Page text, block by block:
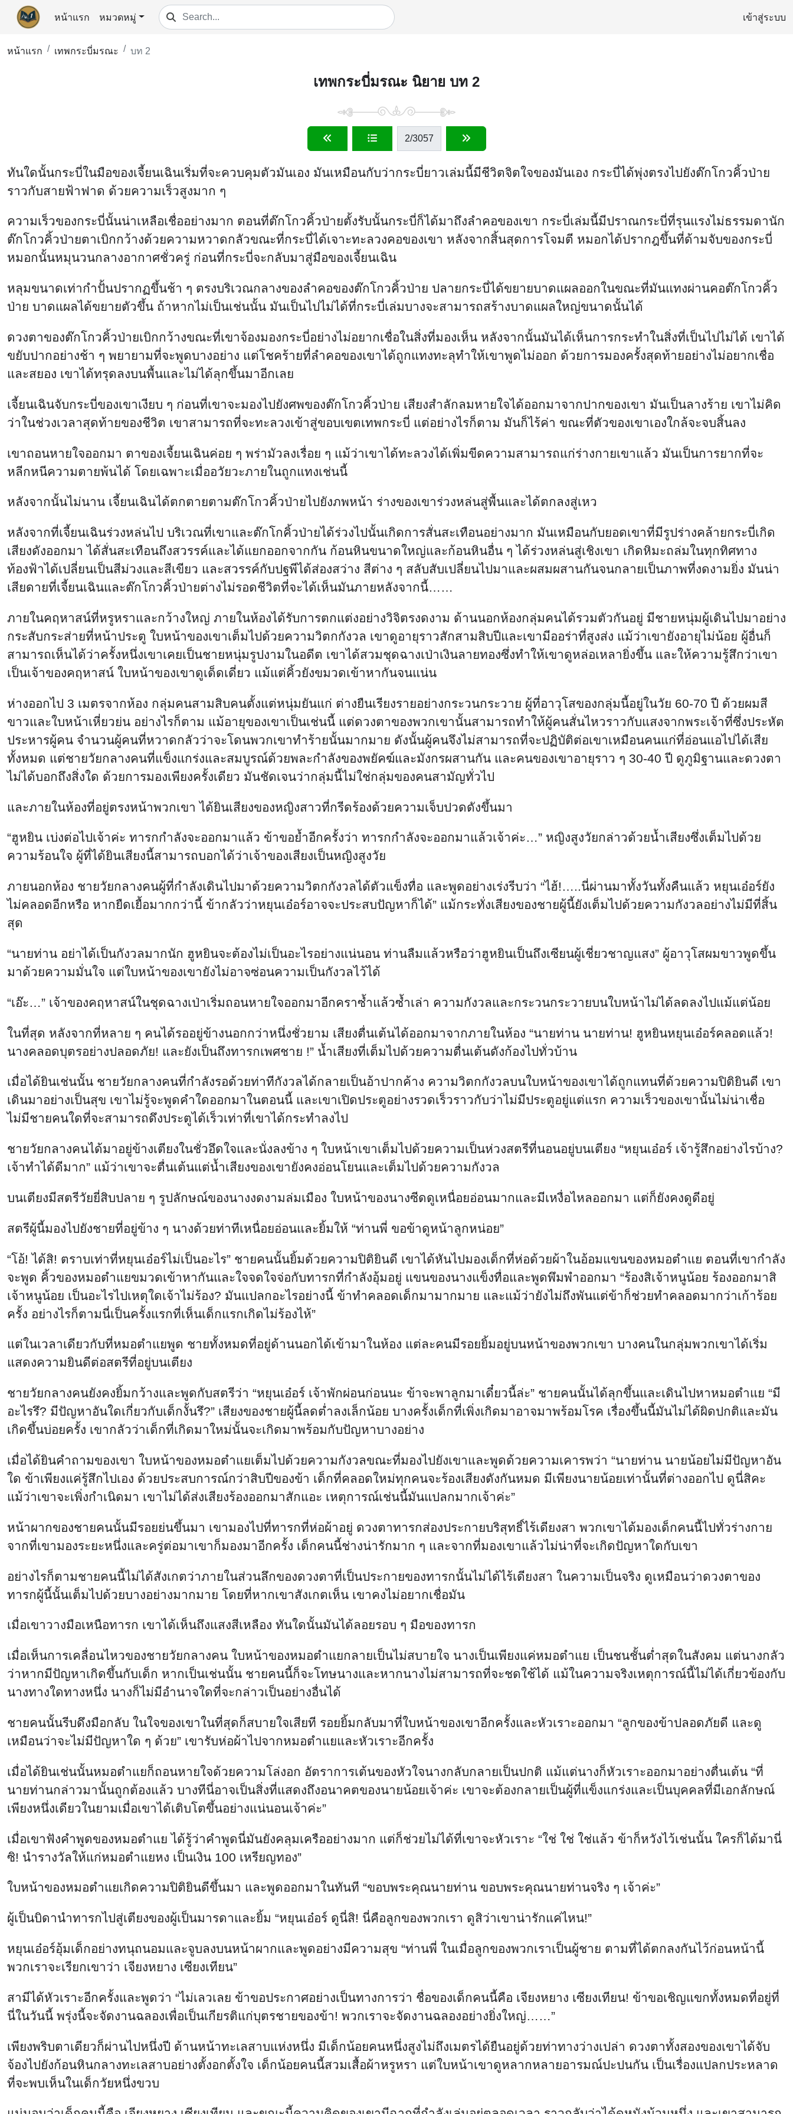
หน้าแรก หมวดหมู่ เข้าสู่ระบบ
หน้าแรก เทพกระบี่มรณะ บท 2
เทพกระบี่มรณะ นิยาย บท 2
2/3057
ทันใดนั้นกระบี่ในมือของเจี้ยนเฉินเริ่มที่จะควบคุมตัวมันเอง มันเหมือนกับว่ากระบี่ยาวเล่มนี้มีชีวิตจิตใจของมันเอง กระบี่ได้พุ่งตรงไปยังต๊กโกวคิ้วป่าย
ราวกับสายฟ้าฟาด ด้วยความเร็วสูงมาก ๆ
ความเร็วของกระบี่นั้นน่าเหลือเชื่ออย่างมาก ตอนที่ต๊กโกวคิ้วป่ายตั้งรับนั้นกระบี่ก็ได้มาถึงลำคอของเขา กระบี่เล่มนี้มีปราณกระบี่ที่รุนแรงไม่ธรรมดานัก
ต๊กโกวคิ้วป่ายตาเบิกกว้างด้วยความหวาดกลัวขณะที่กระบี่ได้เจาะทะลวงคอของเขา หลังจากสิ้นสุดการโจมตี หมอกได้ปรากฎขึ้นที่ด้ามจับของกระบี่
หมอกนั้นหมุนวนกลางอากาศชั่วครู่ ก่อนที่กระบี่จะกลับมาสู่มือของเจี้ยนเฉิน
หลุมขนาดเท่ากำปั้นปรากฏขึ้นช้า ๆ ตรงบริเวณกลางของลำคอของต๊กโกวคิ้วป่าย ปลายกระบี่ได้ขยายบาดแผลออกในขณะที่มันแทงผ่านคอต๊กโกวคิ้ว
ป่าย บาดแผลได้ขยายตัวขึ้น ถ้าหากไม่เป็นเช่นนั้น มันเป็นไปไม่ได้ที่กระบี่เล่มบางจะสามารถสร้างบาดแผลใหญ่ขนาดนั้นได้
ดวงตาของต๊กโกวคิ้วป่ายเบิกกว้างขณะที่เขาจ้องมองกระบี่อย่างไม่อยากเชื่อในสิ่งที่มองเห็น หลังจากนั้นมันได้เห็นการกระทำในสิ่งที่เป็นไปไม่ได้ เขาได้
ขยับปากอย่างช้า ๆ พยายามที่จะพูดบางอย่าง แต่โชคร้ายที่ลำคอของเขาได้ถูกแทงทะลุทำให้เขาพูดไม่ออก ด้วยการมองครั้งสุดท้ายอย่างไม่อยากเชื่อ
และสยอง เขาได้ทรุดลงบนพื้นและไม่ได้ลุกขึ้นมาอีกเลย
เจี้ยนเฉินจับกระบี่ของเขาเงียบ ๆ ก่อนที่เขาจะมองไปยังศพของต๊กโกวคิ้วป่าย เสียงสำลักลมหายใจได้ออกมาจากปากของเขา มันเป็นลางร้าย เขาไม่คิด
ว่าในช่วงเวลาสุดท้ายของชีวิต เขาสามารถที่จะทะลวงเข้าสู่ขอบเขตเทพกระบี่ แต่อย่างไรก็ตาม มันก็ไร้ค่า ขณะที่ตัวของเขาเองใกล้จะจบสิ้นลง
เขาถอนหายใจออกมา ตาของเจี้ยนเฉินค่อย ๆ พร่ามัวลงเรื่อย ๆ แม้ว่าเขาได้ทะลวงได้เพิ่มขีดความสามารถแก่ร่างกายเขาแล้ว มันเป็นการยากที่จะ
หลีกหนีความตายพ้นได้ โดยเฉพาะเมื่ออวัยวะภายในถูกแทงเช่นนี้
หลังจากนั้นไม่นาน เจี้ยนเฉินได้ตกตายตามต๊กโกวคิ้วป่ายไปยังภพหน้า ร่างของเขาร่วงหล่นสู่พื้นและได้ตกลงสู่เหว
หลังจากที่เจี้ยนเฉินร่วงหล่นไป บริเวณที่เขาและต๊กโกคิ้วป่ายได้ร่วงไปนั้นเกิดการสั่นสะเทือนอย่างมาก มันเหมือนกับยอดเขาที่มีรูปร่างคล้ายกระบี่เกิด
เสียงดังออกมา ได้สั่นสะเทือนถึงสวรรค์และได้แยกออกจากกัน ก้อนหินขนาดใหญ่และก้อนหินอื่น ๆ ได้ร่วงหล่นสู่เชิงเขา เกิดหิมะถล่มในทุกทิศทาง
ท้องฟ้าได้เปลี่ยนเป็นสีม่วงและสีเขียว และสวรรค์กับปฐพีได้ส่องสว่าง สีต่าง ๆ สลับสับเปลี่ยนไปมาและผสมผสานกันจนกลายเป็นภาพที่งดงามยิ่ง มันน่า
เสียดายที่เจี้ยนเฉินและต๊กโกวคิ้วป่ายต่างไม่รอดชีวิตที่จะได้เห็นมันภายหลังจากนี้……
ภายในคฤหาสน์ที่หรูหราและกว้างใหญ่ ภายในห้องได้รับการตกแต่งอย่างวิจิตรงดงาม ด้านนอกห้องกลุ่มคนได้รวมตัวกันอยู่ มีชายหนุ่มผู้เดินไปมาอย่าง
กระสับกระส่ายที่หน้าประตู ใบหน้าของเขาเต็มไปด้วยความวิตกกังวล เขาดูอายุราวสักสามสิบปีและเขามีออร่าที่สูงส่ง แม้ว่าเขายังอายุไม่น้อย ผู้อื่นก็
สามารถเห็นได้ว่าครั้งหนึ่งเขาเคยเป็นชายหนุ่มรูปงามในอดีต เขาได้สวมชุดฉางเป่าเงินลายทองซึ่งทำให้เขาดูหล่อเหลายิ่งขึ้น และให้ความรู้สึกว่าเขา
เป็นเจ้าของคฤหาสน์ ใบหน้าของเขาดูเด็ดเดี่ยว แม้แต่คิ้วยังขมวดเข้าหากันจนแน่น
ห่างออกไป 3 เมตรจากห้อง กลุ่มคนสามสิบคนตั้งแต่หนุ่มยันแก่ ต่างยืนเรียงรายอย่างกระวนกระวาย ผู้ที่อาวุโสของกลุ่มนี้อยู่ในวัย 60-70 ปี ด้วยผมสี
ขาวและใบหน้าเหี่ยวย่น อย่างไรก็ตาม แม้อายุของเขาเป็นเช่นนี้ แต่ดวงตาของพวกเขานั้นสามารถทำให้ผู้คนสั่นไหวราวกับแสงจากพระเจ้าที่ซึ่งประหัต
ประหารผู้คน จำนวนผู้คนที่หวาดกลัวว่าจะโดนพวกเขาทำร้ายนั้นมากมาย ดังนั้นผู้คนจึงไม่สามารถที่จะปฏิบัติต่อเขาเหมือนคนแก่ที่อ่อนแอไปได้เสีย
ทั้งหมด แต่ชายวัยกลางคนที่แข็งแกร่งและสมบูรณ์ด้วยพละกำลังของพยัคฆ์และมังกรผสานกัน และคนของเขาอายุราว ๆ 30-40 ปี ดูภูมิฐานและดวงตา
ไม่ได้บอกถึงสิ่งใด ด้วยการมองเพียงครั้งเดียว มันชัดเจนว่ากลุ่มนี้ไม่ใช่กลุ่มของคนสามัญทั่วไป
และภายในห้องที่อยู่ตรงหน้าพวกเขา ได้ยินเสียงของหญิงสาวที่กรีดร้องด้วยความเจ็บปวดดังขึ้นมา
“ฮูหยิน เบ่งต่อไปเจ้าค่ะ ทารกกำลังจะออกมาแล้ว ข้าขอย้ำอีกครั้งว่า ทารกกำลังจะออกมาแล้วเจ้าค่ะ…” หญิงสูงวัยกล่าวด้วยน้ำเสียงซึ่งเต็มไปด้วย
ความร้อนใจ ผู้ที่ได้ยินเสียงนี้สามารถบอกได้ว่าเจ้าของเสียงเป็นหญิงสูงวัย
ภายนอกห้อง ชายวัยกลางคนผู้ที่กำลังเดินไปมาด้วยความวิตกกังวลได้ตัวแข็งทื่อ และพูดอย่างเร่งรีบว่า “ไฮ้!…..นี่ผ่านมาทั้งวันทั้งคืนแล้ว หยุนเอ๋อร์ยัง
ไม่คลอดอีกหรือ หากยืดเยื้อมากกว่านี้ ข้ากลัวว่าหยุนเอ๋อร์อาจจะประสบปัญหาก็ได้” แม้กระทั่งเสียงของชายผู้นี้ยังเต็มไปด้วยความกังวลอย่างไม่มีที่สิ้น
สุด
“นายท่าน อย่าได้เป็นกังวลมากนัก ฮูหยินจะต้องไม่เป็นอะไรอย่างแน่นอน ท่านลืมแล้วหรือว่าฮูหยินเป็นถึงเซียนผู้เชี่ยวชาญแสง” ผู้อาวุโสผมขาวพูดขึ้น
มาด้วยความมั่นใจ แต่ใบหน้าของเขายังไม่อาจซ่อนความเป็นกังวลไว้ได้
“เอ๊ะ…” เจ้าของคฤหาสน์ในชุดฉางเป่าเริ่มถอนหายใจออกมาอีกคราซ้ำแล้วซ้ำเล่า ความกังวลและกระวนกระวายบนใบหน้าไม่ได้ลดลงไปแม้แต่น้อย
ในที่สุด หลังจากที่หลาย ๆ คนได้รออยู่ข้างนอกกว่าหนึ่งชั่วยาม เสียงตื่นเต้นได้ออกมาจากภายในห้อง “นายท่าน นายท่าน! ฮูหยินหยุนเอ๋อร์คลอดแล้ว!
นางคลอดบุตรอย่างปลอดภัย! และยังเป็นถึงทารกเพศชาย !” น้ำเสียงที่เต็มไปด้วยความตื่นเต้นดังก้องไปทั่วบ้าน
เมื่อได้ยินเช่นนั้น ชายวัยกลางคนที่กำลังรอด้วยท่าทีกังวลได้กลายเป็นอ้าปากค้าง ความวิตกกังวลบนใบหน้าของเขาได้ถูกแทนที่ด้วยความปิติยินดี เขา
เดินมาอย่างเป็นสุข เขาไม่รู้จะพูดคำใดออกมาในตอนนี้ และเขาเปิดประตูอย่างรวดเร็วราวกับว่าไม่มีประตูอยู่แต่แรก ความเร็วของเขานั้นไม่น่าเชื่อ
ไม่มีชายคนใดที่จะสามารถดึงประตูได้เร็วเท่าที่เขาได้กระทำลงไป
ชายวัยกลางคนได้มาอยู่ข้างเตียงในชั่วอึดใจและนั่งลงข้าง ๆ ใบหน้าเขาเต็มไปด้วยความเป็นห่วงสตรีที่นอนอยู่บนเตียง “หยุนเอ๋อร์ เจ้ารู้สึกอย่างไรบ้าง?
เจ้าทำได้ดีมาก” แม้ว่าเขาจะตื่นเต้นแต่น้ำเสียงของเขายังคงอ่อนโยนและเต็มไปด้วยความกังวล
ชายคนนั้นรีบดึงมือกลับ ในใจของเขาในที่สุดก็สบายใจเสียที รอยยิ้มกลับมาที่ใบหน้าของเขาอีกครั้งและหัวเราะออกมา “ลูกของข้าปลอดภัยดี และดู
เหมือนว่าจะไม่มีปัญหาใด ๆ ด้วย” เขารับห่อผ้าไปจากหมอตำแยและหัวเราะอีกครั้ง
เมื่อได้ยินเช่นนั้นหมอตำแยก็ถอนหายใจด้วยความโล่งอก อัตราการเต้นของหัวใจนางกลับกลายเป็นปกติ แม้แต่นางก็หัวเราะออกมาอย่างตื่นเต้น “ที่
นายท่านกล่าวมานั้นถูกต้องแล้ว บางทีนี่อาจเป็นสิ่งที่แสดงถึงอนาคตของนายน้อยเจ้าค่ะ เขาจะต้องกลายเป็นผู้ที่แข็งแกร่งและเป็นบุคคลที่มีเอกลักษณ์
เพียงหนึ่งเดียวในยามเมื่อเขาได้เติบโตขึ้นอย่างแน่นอนเจ้าค่ะ”
เมื่อเขาฟังคำพูดของหมอตำแย ได้รู้ว่าคำพูดนี่มันยังคลุมเครืออย่างมาก แต่ก็ช่วยไม่ได้ที่เขาจะหัวเราะ “ใช่ ใช่ ใช่แล้ว ข้าก็หวังไว้เช่นนั้น ใครก็ได้มานี่
ซิ! นำรางวัลให้แก่หมอตำแยหง เป็นเงิน 100 เหรียญทอง”
ใบหน้าของหมอตำแยเกิดความปิติยินดีขึ้นมา และพูดออกมาในทันที “ขอบพระคุณนายท่าน ขอบพระคุณนายท่านจริง ๆ เจ้าค่ะ”
ผู้เป็นบิดานำทารกไปสู่เตียงของผู้เป็นมารดาและยิ้ม “หยุนเอ๋อร์ ดูนี่สิ! นี่คือลูกของพวกเรา ดูสิว่าเขาน่ารักแค่ไหน!”
หยุนเอ๋อร์อุ้มเด็กอย่างทนุถนอมและจูบลงบนหน้าผากและพูดอย่างมีความสุข “ท่านพี่ ในเมื่อลูกของพวกเราเป็นผู้ชาย ตามที่ได้ตกลงกันไว้ก่อนหน้านี้
พวกเราจะเรียกเขาว่า เจียงหยาง เซียงเทียน”
สามีได้หัวเราะอีกครั้งและพูดว่า “ไม่เลวเลย ข้าขอประกาศอย่างเป็นทางการว่า ชื่อของเด็กคนนี้คือ เจียงหยาง เซียงเทียน! ข้าขอเชิญแขกทั้งหมดที่อยู่ที่
นี่ในวันนี้ พรุ่งนี้จะจัดงานฉลองเพื่อเป็นเกียรติแก่บุตรชายของข้า! พวกเราจะจัดงานฉลองอย่างยิ่งใหญ่……”
เพียงพริบตาเดียวก็ผ่านไปหนึ่งปี ด้านหน้าทะเลสาบแห่งหนึ่ง มีเด็กน้อยคนหนึ่งสูงไม่ถึงเมตรได้ยืนอยู่ด้วยท่าทางว่างเปล่า ดวงตาทั้งสองของเขาได้จับ
จ้องไปยังก้อนหินกลางทะเลสาบอย่างตั้งอกตั้งใจ เด็กน้อยคนนี้สวมเสื้อผ้าหรูหรา แต่ใบหน้าเขาดูหลากหลายอารมณ์ปะปนกัน เป็นเรื่องแปลกประหลาด
ที่จะพบเห็นในเด็กวัยหนึ่งขวบ